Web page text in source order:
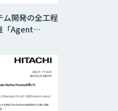
ム開発の全工程
「Agent…